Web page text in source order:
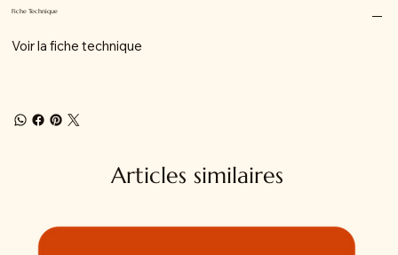
Fiche Technique
Voir la fiche technique
Articles similaires